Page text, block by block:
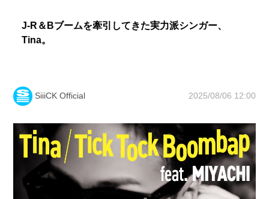
J-R＆Bブームを牽引してきた実力派シンガー、
Tina。
SiiiCK Official 2025/08/06 12:00